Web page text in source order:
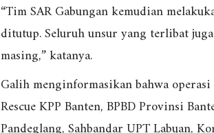
“Tim SAR Gabungan kemudian
ditutup. Seluruh unsur yang terlibat
masing,” katanya.
Galih menginformasikan bahwa
Rescue KPP Banten, BPBD Provinsi